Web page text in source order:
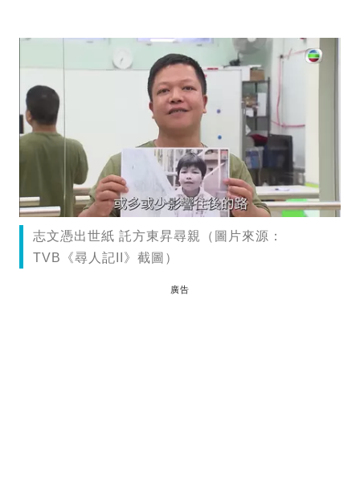
志文憑出世紙 託方東昇尋親（圖片來源：
TVB《尋人記II》截圖）
廣告